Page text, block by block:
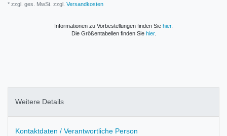
* zzgl. ges. MwSt. zzgl. Versandkosten
Informationen zu Vorbestellungen finden Sie hier.
Die Größentabellen finden Sie hier.
Weitere Details
Kontaktdaten / Verantwortliche Person